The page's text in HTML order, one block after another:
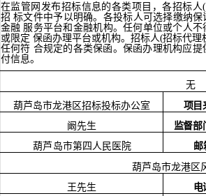
在监管网发布招标信息的各类项目，各招标人
招 标文件中予以明确。各投标人可选择缴纳保
金融 服务平台和金融机构。任何单位或个人不
或限定 保函办理平台或机构。招标人(招标代理
任何符 合规定的各类保函。保函办理机构应
付信息。
无
葫芦岛市龙港区招标投标办公室
项目
阚先生
监督部
葫芦岛市第四人民医院 邮
葫芦岛市龙港区
王先生 电